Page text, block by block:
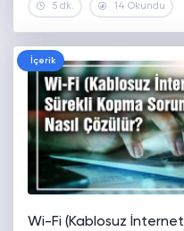
5 dk. 14 Okundu
İçerik
Wi-Fi (Kablosuz